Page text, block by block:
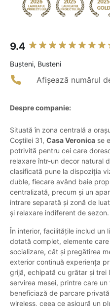
9.4
Buşteni, Busteni
Afișează numărul
Despre companie:
Situată în zona centrală a
Coștilei 31, Casa Veronica se
potrivită pentru cei care
relaxare într-un decor natural
clasificată pune la dispoziția
duble, fiecare având baie
centralizată, precum și un
intrare separată și zonă de
și relaxare indiferent de sezon.
În interior, facilitățile includ un
dotată complet, elemente
socializare, cât și pregătirea
exterior continuă experiența
grijă, echipată cu grătar și trei
servirea mesei, printre care
beneficiază de parcare
wireless, ceea ce asigură un